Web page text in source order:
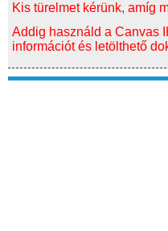
Kis türelmet kérünk, amíg
Addig használd a Canvas
információt és letölthető